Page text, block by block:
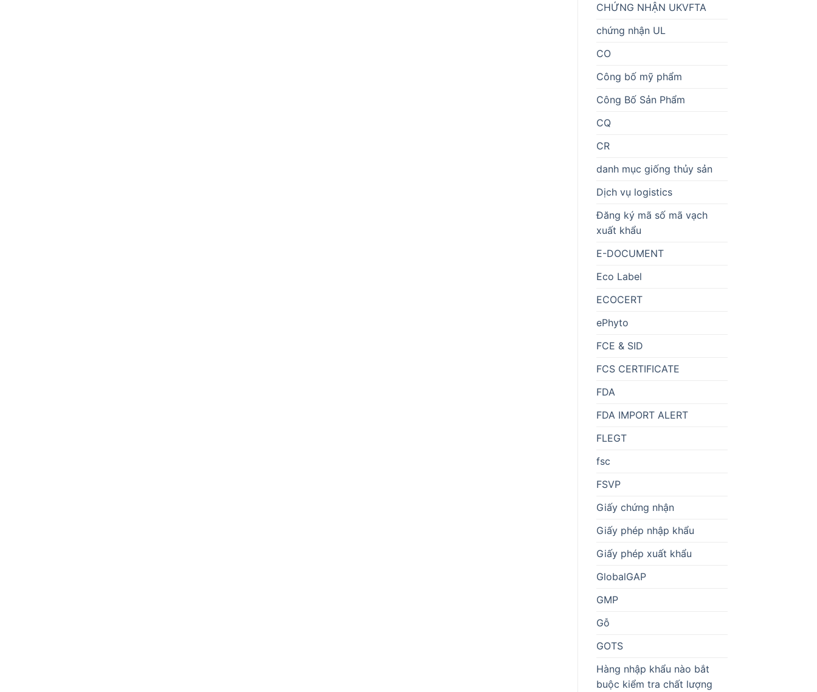
CHỨNG NHẬN UKVFTA
chứng nhận UL
CO
Công bố mỹ phẩm
Công Bố Sản Phẩm
CQ
CR
danh mục giống thủy sản
Dịch vụ logistics
Đăng ký mã số mã vạch
xuất khẩu
E-DOCUMENT
Eco Label
ECOCERT
ePhyto
FCE & SID
FCS CERTIFICATE
FDA
FDA IMPORT ALERT
FLEGT
fsc
FSVP
Giấy chứng nhận
Giấy phép nhập khẩu
Giấy phép xuất khẩu
GlobalGAP
GMP
Gỗ
GOTS
Hàng nhập khẩu nào bắt
buộc kiểm tra chất lượng